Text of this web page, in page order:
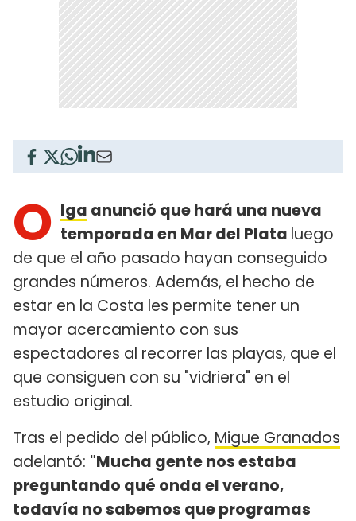
O lga anunció que hará una nueva
temporada en Mar del Plata luego
de que el año pasado hayan conseguido
grandes números. Además, el hecho de
estar en la Costa les permite tener un
mayor acercamiento con sus
espectadores al recorrer las playas, que el
que consiguen con su "vidriera" en el
estudio original.
Tras el pedido del público, Migue Granados
adelantó: "Mucha gente nos estaba
preguntando qué onda el verano,
todavía no sabemos que programas